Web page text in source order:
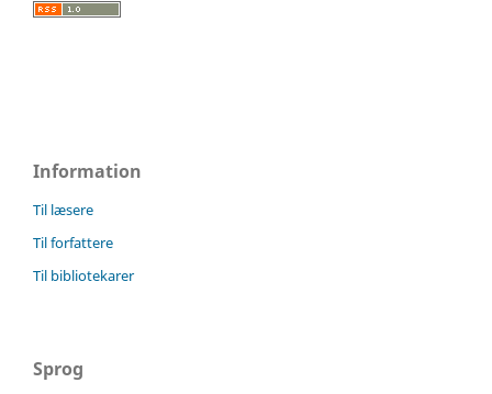
Information
Til læsere
Til forfattere
Til bibliotekarer
Sprog